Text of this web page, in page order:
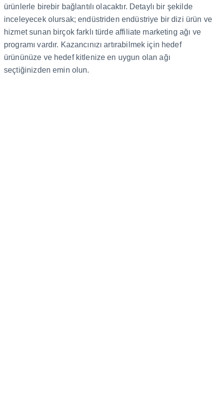
ürünlerle birebir bağlantılı olacaktır. Detaylı bir şekilde
inceleyecek olursak; endüstriden endüstriye bir dizi ürün ve
hizmet sunan birçok farklı türde affiliate marketing ağı ve
programı vardır. Kazancınızı artırabilmek için hedef
ürününüze ve hedef kitlenize en uygun olan ağı
seçtiğinizden emin olun.